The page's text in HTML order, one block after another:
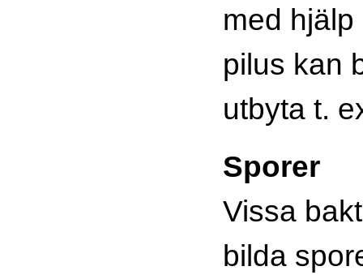
med
pilus kan
utbyta t.
Sporer
Vissa
bilda